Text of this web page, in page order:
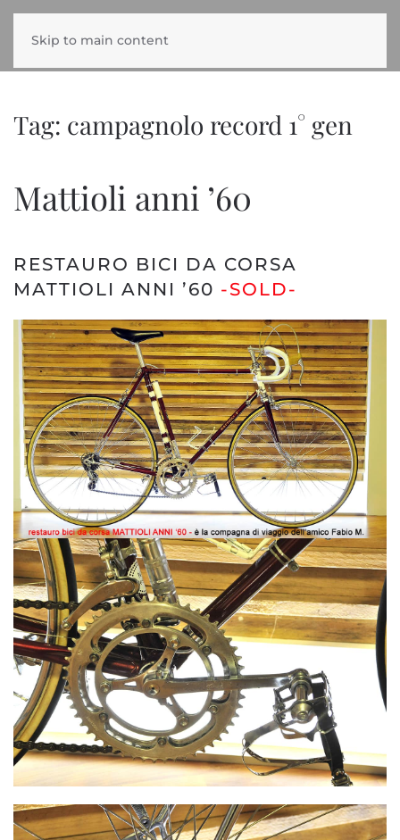
Skip to main content
Tag: campagnolo record 1° gen
Mattioli anni ’60
RESTAURO BICI DA CORSA
MATTIOLI ANNI ’60 -SOLD-